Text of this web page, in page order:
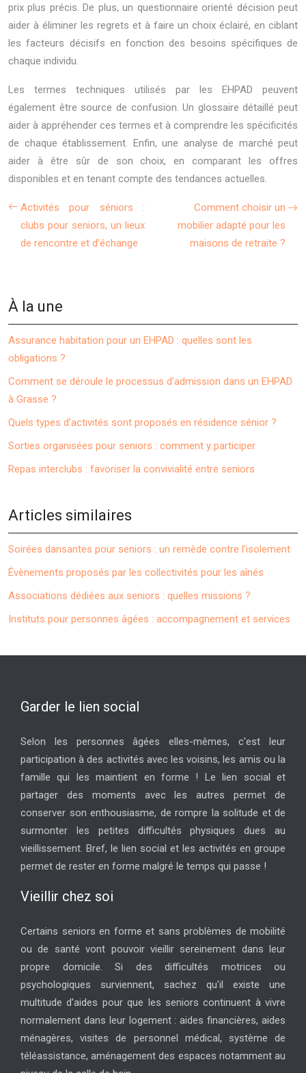
prix plus précis. De plus, un questionnaire orienté décision peut
aider à éliminer les regrets et à faire un choix éclairé, en ciblant
les facteurs décisifs en fonction des besoins spécifiques de
chaque individu.
Les termes techniques utilisés par les EHPAD peuvent
également être source de confusion. Un glossaire détaillé peut
aider à appréhender ces termes et à comprendre les spécificités
de chaque établissement. Enfin, une analyse de marché peut
aider à être sûr de son choix, en comparant les offres
disponibles et en tenant compte des tendances actuelles.
Activités pour séniors :
clubs pour seniors, un lieux
de rencontre et d’échange
Comment choisir un
mobilier adapté pour les
maisons de retraite ?
À la une
Assurance habitation pour un EHPAD : quelles sont les
obligations ?
Comment se déroule le processus d’admission dans un EHPAD
à Grasse ?
Quels types d’activités sont proposés en résidence sénior ?
Sorties organisées pour seniors : comment y participer
Repas interclubs : favoriser la convivialité entre seniors
Articles similaires
Soirées dansantes pour seniors : un remède contre l’isolement
Évènements proposés par les collectivités pour les aînés
Associations dédiées aux seniors : quelles missions ?
Instituts pour personnes âgées : accompagnement et services
Garder le lien social
Selon les personnes âgées elles-mêmes, c'est leur
participation à des activités avec les voisins, les amis ou la
famille qui les maintient en forme ! Le lien social et
partager des moments avec les autres permet de
conserver son enthousiasme, de rompre la solitude et de
surmonter les petites difficultés physiques dues au
vieillissement. Bref, le lien social et les activités en groupe
permet de rester en forme malgré le temps qui passe !
Vieillir chez soi
Certains seniors en forme et sans problèmes de mobilité
ou de santé vont pouvoir vieillir sereinement dans leur
propre domicile. Si des difficultés motrices ou
psychologiques surviennent, sachez qu'il existe une
multitude d'aides pour que les seniors continuent à vivre
normalement dans leur logement : aides financières, aides
ménagères, visites de personnel médical, système de
téléassistance, aménagement des espaces notamment au